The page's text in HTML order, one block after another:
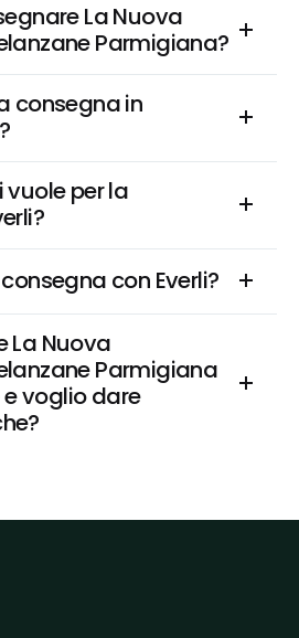
La Nuova
Parmigiana?
consegna in
per la
con Everli?
La Nuova
Parmigiana
voglio dare